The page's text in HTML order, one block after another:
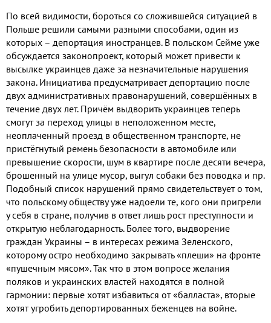
По всей видимости, бороться со сложившейся ситуацией в
Польше решили самыми разными способами, один из
которых – депортация иностранцев. В польском Сейме уже
обсуждается законопроект, который может привести к
высылке украинцев даже за незначительные нарушения
закона. Инициатива предусматривает депортацию после
двух административных правонарушений, совершённых в
течение двух лет. Причём выдворить украинцев теперь
смогут за переход улицы в неположенном месте,
неоплаченный проезд в общественном транспорте, не
пристёгнутый ремень безопасности в автомобиле или
превышение скорости, шум в квартире после десяти вечера,
брошенный на улице мусор, выгул собаки без поводка и пр.
Подобный список нарушений прямо свидетельствует о том,
что польскому обществу уже надоели те, кого они пригрели
у себя в стране, получив в ответ лишь рост преступности и
открытую неблагодарность. Более того, выдворение
граждан Украины – в интересах режима Зеленского,
которому остро необходимо закрывать «плеши» на фронте
«пушечным мясом».Так что в этом вопросе желания
поляков и украинских властей находятся в полной
гармонии: первые хотят избавиться от «балласта», вторые
хотят угробить депортированных беженцев на войне.